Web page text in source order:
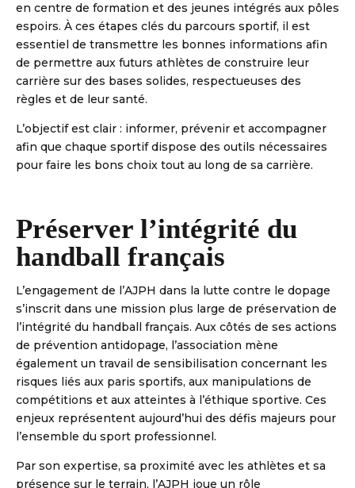
en centre de formation et des jeunes intégrés aux pôles
espoirs. À ces étapes clés du parcours sportif, il est
essentiel de transmettre les bonnes informations afin
de permettre aux futurs athlètes de construire leur
carrière sur des bases solides, respectueuses des
règles et de leur santé.
L’objectif est clair : informer, prévenir et accompagner
afin que chaque sportif dispose des outils nécessaires
pour faire les bons choix tout au long de sa carrière.
Préserver l’intégrité du
handball français
L’engagement de l’AJPH dans la lutte contre le dopage
s’inscrit dans une mission plus large de préservation de
l’intégrité du handball français. Aux côtés de ses actions
de prévention antidopage, l’association mène
également un travail de sensibilisation concernant les
risques liés aux paris sportifs, aux manipulations de
compétitions et aux atteintes à l’éthique sportive. Ces
enjeux représentent aujourd’hui des défis majeurs pour
l’ensemble du sport professionnel.
Par son expertise, sa proximité avec les athlètes et sa
présence sur le terrain, l’AJPH joue un rôle